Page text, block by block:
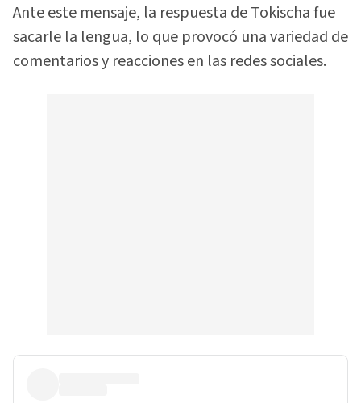
Ante este mensaje, la respuesta de Tokischa fue
sacarle la lengua, lo que provocó una variedad de
comentarios y reacciones en las redes sociales.